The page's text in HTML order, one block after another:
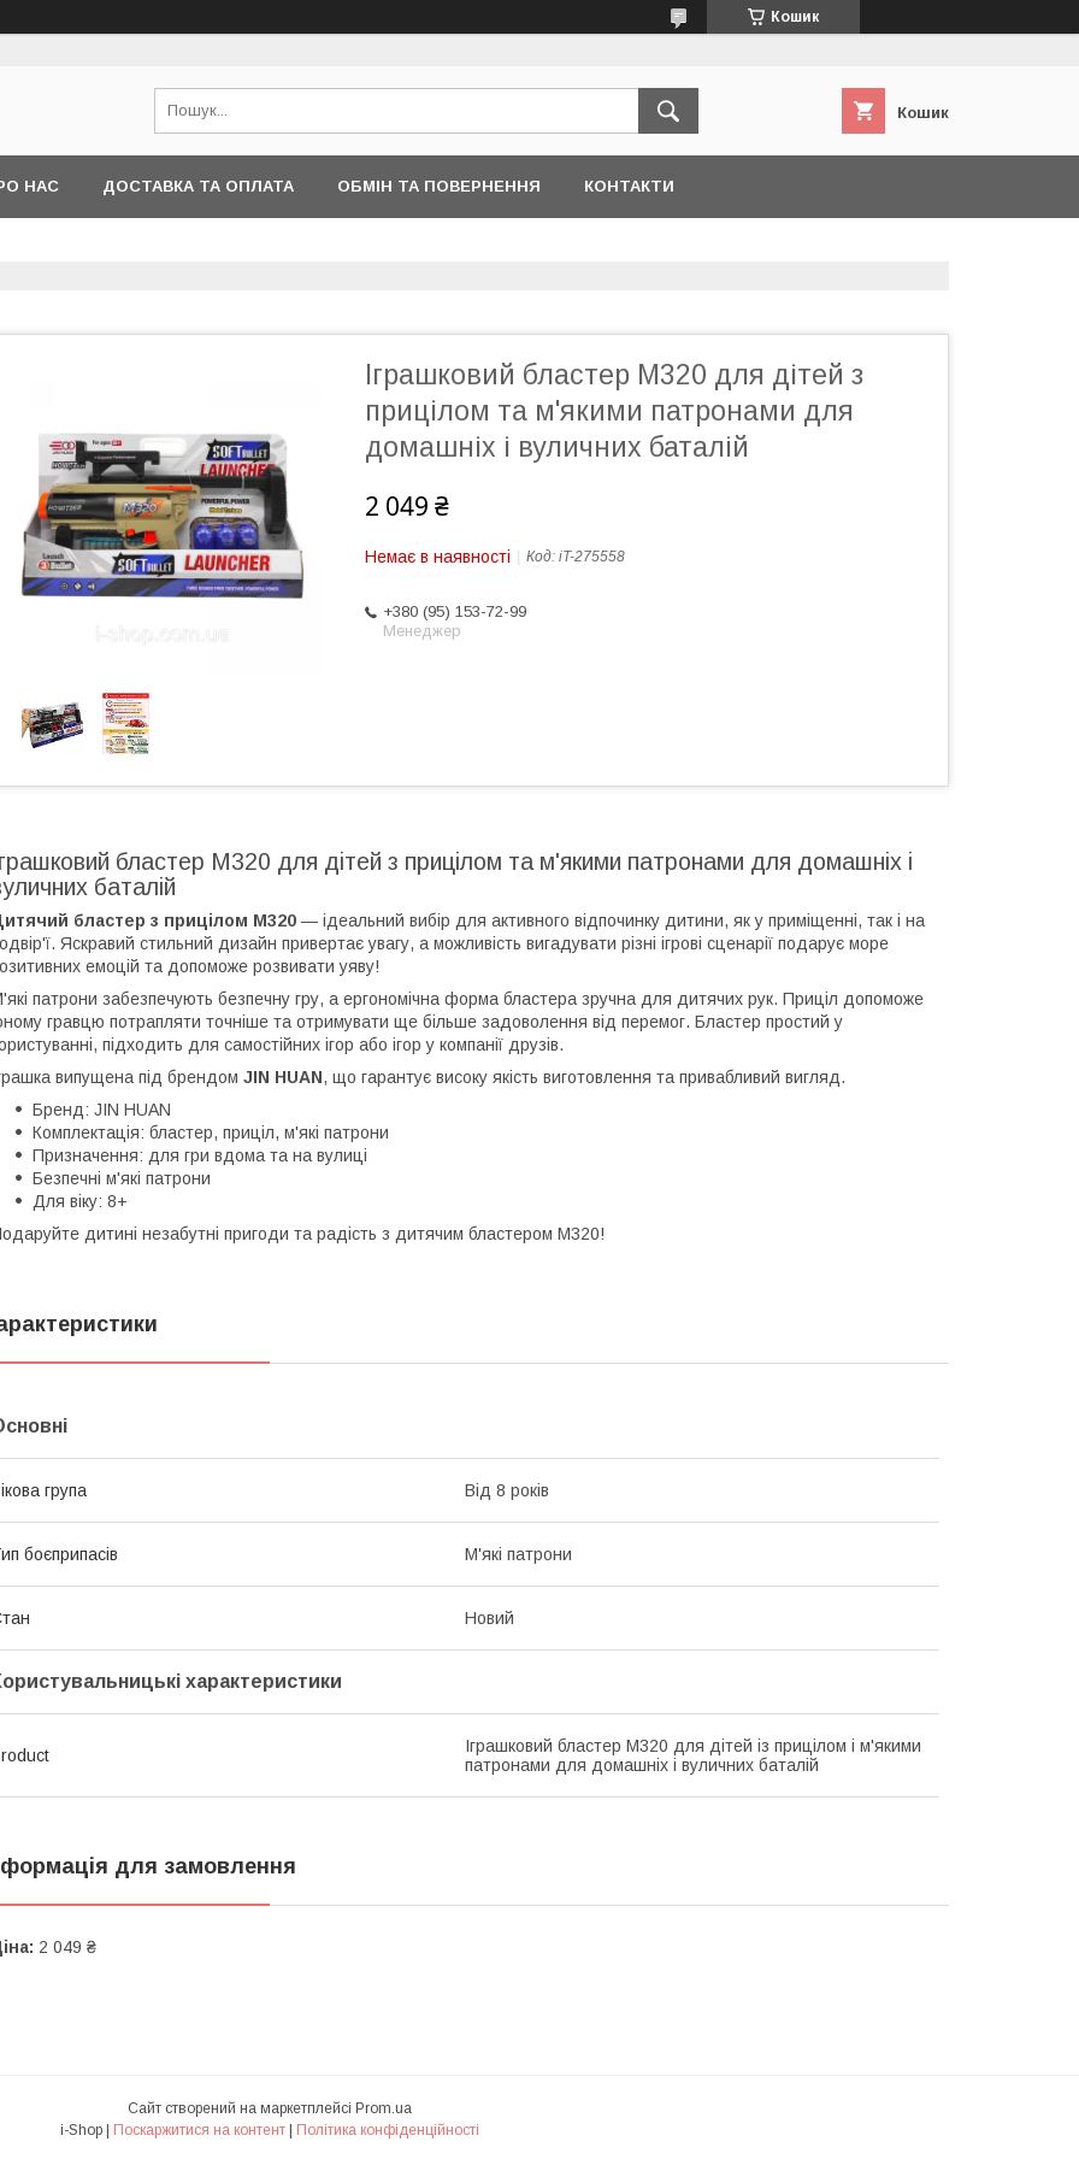
Кошик
Кошик
НАС ДОСТАВКА ТА ОПЛАТА ОБМІН ТА ПОВЕРНЕННЯ КОНТАКТИ
Іграшковий бластер M320 для дітей з
прицілом та м'якими патронами для
домашніх і вуличних баталій
2 049 ₴
Немає в наявності Код: iT-275558
+380 (95) 153-72-99
Менеджер
бластер M320 для дітей з прицілом та м'якими патронами для домашніх і
баталій
бластер з прицілом M320 — ідеальний вибір для активного відпочинку дитини, як у приміщенні, так і на
Яскравий стильний дизайн привертає увагу, а можливість вигадувати різні ігрові сценарії подарує море
емоцій та допоможе розвивати уяву!
патрони забезпечують безпечну гру, а ергономічна форма бластера зручна для дитячих рук. Приціл допоможе
гравцю потрапляти точніше та отримувати ще більше задоволення від перемог. Бластер простий у
підходить для самостійних ігор або ігор у компанії друзів.
випущена під брендом JIN HUAN, що гарантує високу якість виготовлення та привабливий вигляд.
Бренд: JIN HUAN
Комплектація: бластер, приціл, м'які патрони
Призначення: для гри вдома та на вулиці
Безпечні м'які патрони
Для віку: 8+
дитині незабутні пригоди та радість з дитячим бластером M320!
група Від 8 років
боєприпасів М'які патрони
Новий
характеристики
Іграшковий бластер M320 для дітей із прицілом і м'якими
патронами для домашніх і вуличних баталій
для замовлення
2 049 ₴
Сайт створений на маркетплейсі Prom.ua
i-Shop | Поскаржитися на контент | Політика конфіденційності